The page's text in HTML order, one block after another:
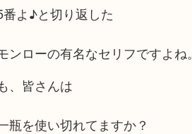
よ♪と切り返した
ンローの有名なセリフですよね。
、皆さんは
瓶を使い切れてますか？